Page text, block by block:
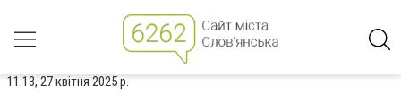
11:13, 27 квітня 2025 р.